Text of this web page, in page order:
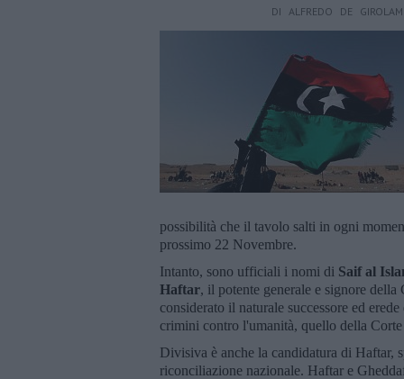
DI ALFREDO DE
possibilità che il tavolo salti in ogni
prossimo 22 Novembre.
Intanto, sono ufficiali i nomi di Saif al
Haftar, il potente generale e signore
considerato il naturale successore ed
crimini contro l'umanità, quello della
Divisiva è anche la candidatura di Haftar,
riconciliazione nazionale. Haftar e